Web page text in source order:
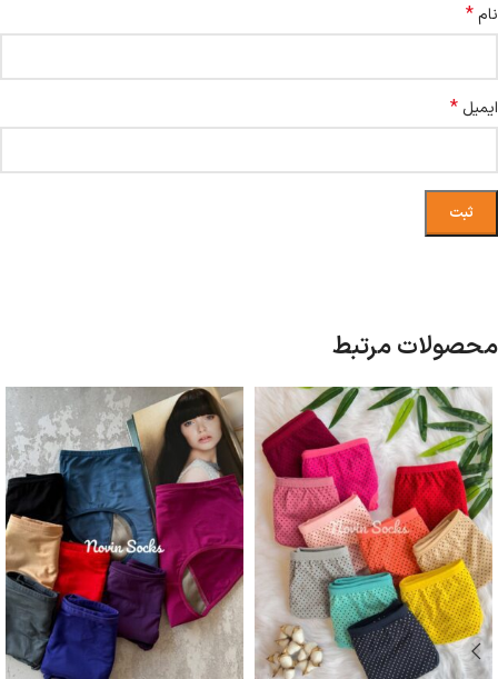
نام*
ایمیل *
محصولات مرتبط